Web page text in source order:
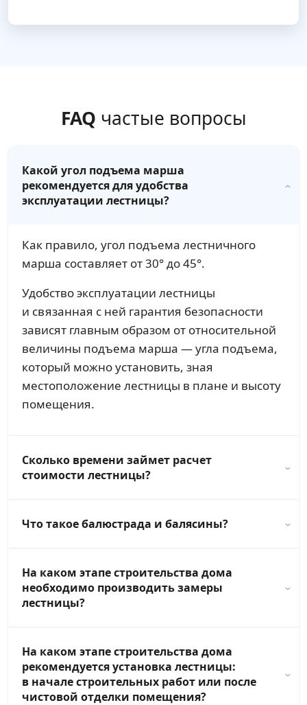
FAQ частые вопросы
Какой угол подъема марша
рекомендуется для удобства
эксплуатации лестницы?
Как правило, угол подъема лестничного
марша составляет от 30° до 45°.
Удобство эксплуатации лестницы
и связанная с ней гарантия безопасности
зависят главным образом от относительной
величины подъема марша — угла подъема,
который можно установить, зная
местоположение лестницы в плане и высоту
помещения.
Сколько времени займет расчет
стоимости лестницы?
Что такое балюстрада и балясины?
На каком этапе строительства дома
необходимо производить замеры
лестницы?
На каком этапе строительства дома
рекомендуется установка лестницы:
в начале строительных работ или после
чистовой отделки помещения?